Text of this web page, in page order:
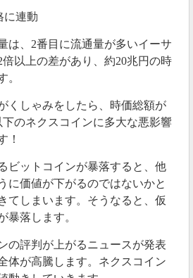
に連動
は、2番目に流通量が多いイーサ
以上の差があり、約20兆円の時
。
くしゃみをしたら、時価総額が
下のネクスコインに多大な悪影響
！
ビットコインが暴落すると、他
に価値が下がるのではないかと
てしまいます。そうなると、仮
暴落します。
の評判が上がるニュースが発表
体が高騰します。ネクスコイン